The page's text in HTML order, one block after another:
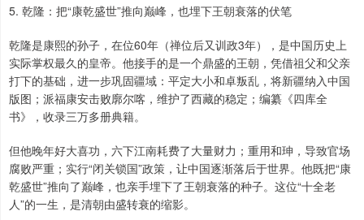
5. 乾隆：把“康乾盛世”推向巅峰，也埋下王朝衰落的伏笔
乾隆是康熙的孙子，在位60年（禅位后又训政3年），是中国历史上
实际掌权最久的皇帝。他接手的是一个鼎盛的王朝，凭借祖父和父亲
打下的基础，进一步巩固疆域：平定大小和卓叛乱，将新疆纳入中国
版图；派福康安击败廓尔喀，维护了西藏的稳定；编纂《四库全
书》，收录三万多册典籍。
但他晚年好大喜功，六下江南耗费了大量财力；重用和珅，导致官场
腐败严重；实行“闭关锁国”政策，让中国逐渐落后于世界。他既把“康
乾盛世”推向了巅峰，也亲手埋下了王朝衰落的种子。这位“十全老
人”的一生，是清朝由盛转衰的缩影。